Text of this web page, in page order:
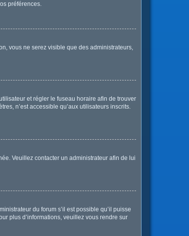
préférences.
vous ne serez visible que des administrateurs,
et régler le fuseau horaire afin de trouver
n’est accessible qu’aux utilisateurs inscrits.
Veuillez contacter un administrateur afin de lui
du forum s’il est possible qu’il puisse
plus d’informations, veuillez vous rendre sur